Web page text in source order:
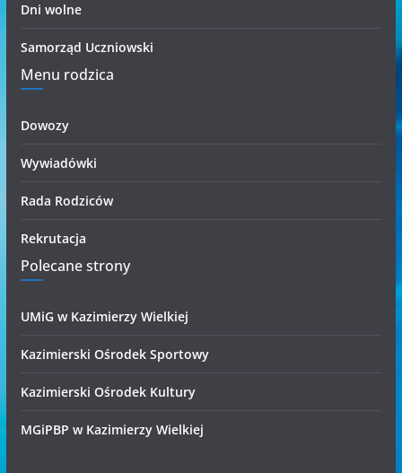
Dni wolne
Samorząd Uczniowski
Menu rodzica
Dowozy
Wywiadówki
Rada Rodziców
Rekrutacja
Polecane strony
UMiG w Kazimierzy Wielkiej
Kazimierski Ośrodek Sportowy
Kazimierski Ośrodek Kultury
MGiPBP w Kazimierzy Wielkiej